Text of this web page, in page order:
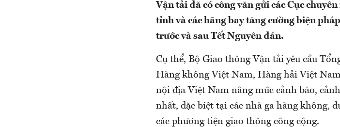
Vận tải đã có công văn gửi các Cục
tỉnh và các hãng bay tăng cường biện
trước và sau Tết Nguyên đán.
Cụ thể, Bộ Giao thông Vận tải yêu cầu
Hàng không Việt Nam, Hàng hải Việt
nội địa Việt Nam nâng mức cảnh báo,
nhất, đặc biệt tại các nhà ga hàng không,
các phương tiện giao thông công cộng.